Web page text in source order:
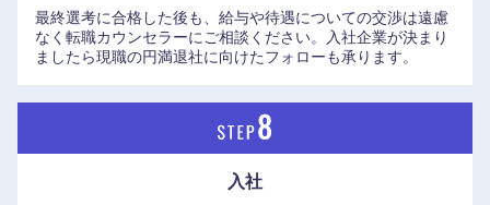
最終選考に合格した後も、給与や待遇についての交渉は遠慮
なく転職カウンセラーにご相談ください。入社企業が決まり
ましたら現職の円満退社に向けたフォローも承ります。
入社